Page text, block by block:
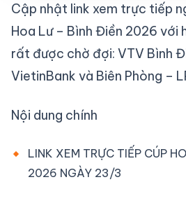
Cập nhật link xem trực tiếp
Hoa Lư – Bình Điền 2026 với
rất được chờ đợi: VTV Bình
VietinBank và Biên Phòng –
Nội dung chính
LINK XEM TRỰC TIẾP CÚP
2026 NGÀY 23/3